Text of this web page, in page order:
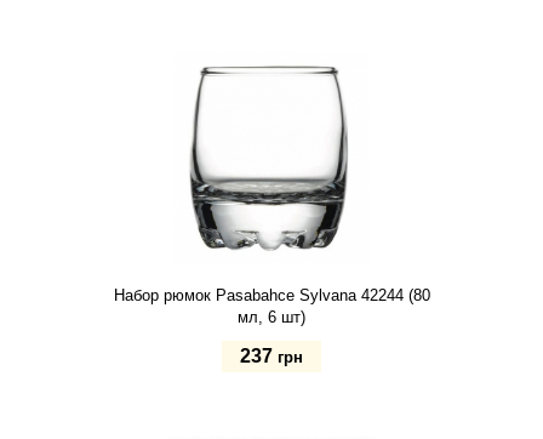
Набор рюмок Pasabahce Sylvana 42244 (80
мл, 6 шт)
237 грн